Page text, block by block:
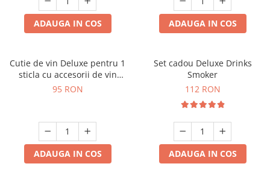
ADAUGA IN COS ADAUGA IN COS
Cutie de vin Deluxe pentru 1
sticla cu accesorii de vin
incluse interior oranj
95 RON
ADAUGA IN COS
Set cadou Deluxe Drinks
Smoker
112 RON
ADAUGA IN COS